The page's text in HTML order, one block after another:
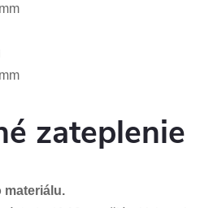
zateplenie
materiálu.